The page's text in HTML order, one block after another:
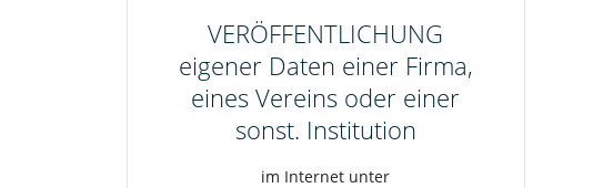
VERÖFFENTLICHUNG
eigener Daten einer Firma,
eines Vereins oder einer
sonst. Institution
im Internet unter